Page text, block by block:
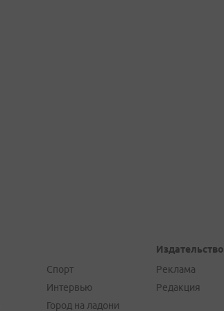
Спорт
Интервью
Город на ладони
Издательство
Реклама
Редакция